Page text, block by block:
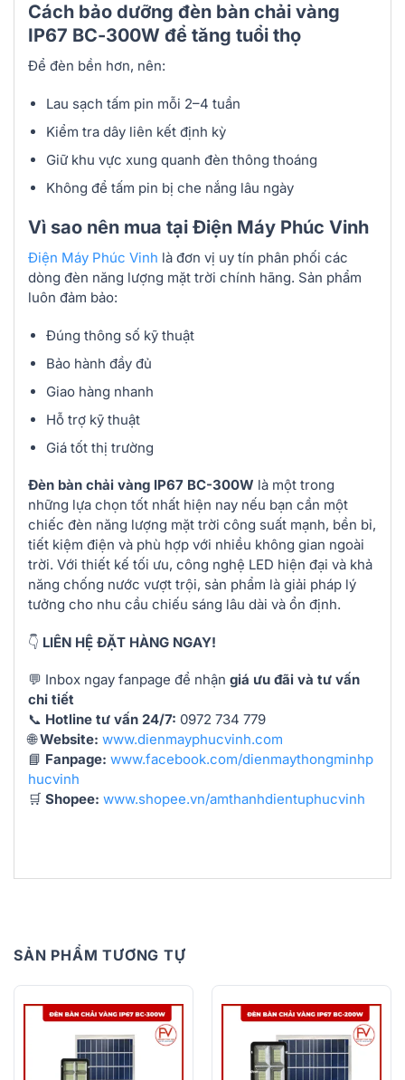
Cách bảo dưỡng đèn bàn chải vàng
IP67 BC-300W để tăng tuổi thọ
Để đèn bền hơn, nên:
Lau sạch tấm pin mỗi 2–4 tuần
Kiểm tra dây liên kết định kỳ
Giữ khu vực xung quanh đèn thông thoáng
Không để tấm pin bị che nắng lâu ngày
Vì sao nên mua tại Điện Máy Phúc Vinh
Điện Máy Phúc Vinh là đơn vị uy tín phân phối các
dòng đèn năng lượng mặt trời chính hãng. Sản phẩm
luôn đảm bảo:
Đúng thông số kỹ thuật
Bảo hành đầy đủ
Giao hàng nhanh
Hỗ trợ kỹ thuật
Giá tốt thị trường
Đèn bàn chải vàng IP67 BC-300W là một trong
những lựa chọn tốt nhất hiện nay nếu bạn cần một
chiếc đèn năng lượng mặt trời công suất mạnh, bền bỉ,
tiết kiệm điện và phù hợp với nhiều không gian ngoài
trời. Với thiết kế tối ưu, công nghệ LED hiện đại và khả
năng chống nước vượt trội, sản phẩm là giải pháp lý
tưởng cho nhu cầu chiếu sáng lâu dài và ổn định.
👇 LIÊN HỆ ĐẶT HÀNG NGAY!
💬 Inbox ngay fanpage để nhận giá ưu đãi và tư vấn
chi tiết
📞 Hotline tư vấn 24/7: 0972 734 779
🌐Website: www.dienmayphucvinh.com
📘 Fanpage: www.facebook.com/dienmaythongminhp
hucvinh
🛒 Shopee: www.shopee.vn/amthanhdientuphucvinh
SẢN PHẨM TƯƠNG TỰ